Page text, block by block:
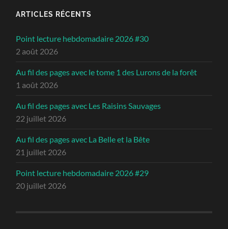
ARTICLES RÉCENTS
Point lecture hebdomadaire 2026 #30
2 août 2026
Au fil des pages avec le tome 1 des Lurons de la forêt
1 août 2026
Au fil des pages avec Les Raisins Sauvages
22 juillet 2026
Au fil des pages avec La Belle et la Bête
21 juillet 2026
Point lecture hebdomadaire 2026 #29
20 juillet 2026